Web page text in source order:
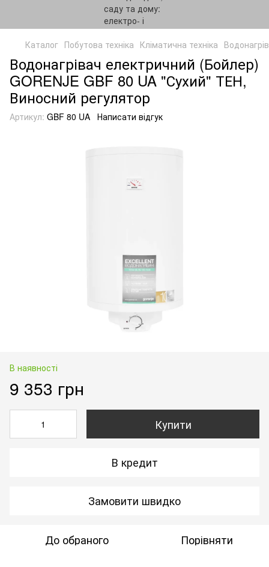
Каталог Побутова техніка Кліматична техніка
Водонагрівач електричний (Бойлер)
GORENJE GBF 80 UA "Сухий" ТЕН,
Виносний регулятор
Артикул: GBF 80 UA Написати відгук
В наявності
9 353 грн
Купити
В кредит
Замовити швидко
До обраного Порівняти